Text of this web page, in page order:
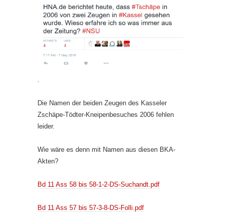
Die Namen der beiden Zeugen des Kasseler
Zschäpe-Tödter-Kneipenbesuches 2006 fehlen
leider.
Wie wäre es denn mit Namen aus diesen BKA-
Akten?
Bd 11 Ass 58 bis 58-1-2-DS-Suchandt.pdf
Bd 11 Ass 57 bis 57-3-8-DS-Folli.pdf